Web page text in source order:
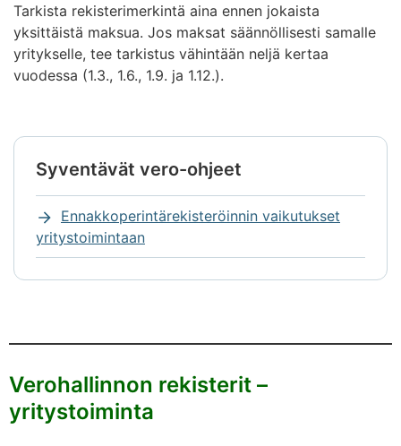
Tarkista rekisterimerkintä aina ennen jokaista
yksittäistä maksua. Jos maksat säännöllisesti samalle
yritykselle, tee tarkistus vähintään neljä kertaa
vuodessa (1.3., 1.6., 1.9. ja 1.12.).
Huomio
Syventävät vero-ohjeet
Ennakkoperintärekisteröinnin vaikutukset
yritystoimintaan
Verohallinnon rekisterit –
yritystoiminta